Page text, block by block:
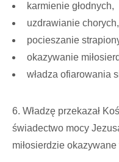
karmienie głodnych,
uzdrawianie chorych,
pocieszanie
okazywanie
władza ofiarowania
6. Władzę przekazał
świadectwo mocy
miłosierdzie